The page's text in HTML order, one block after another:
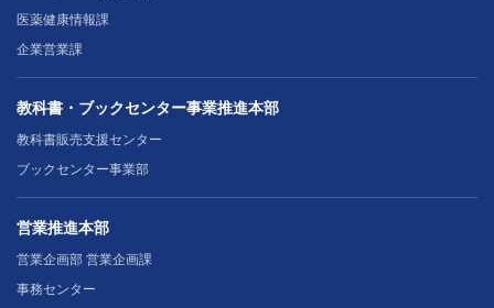
医薬健康情報課
企業営業課
教科書・ブックセンター事業推進本部
教科書販売支援センター
ブックセンター事業部
営業推進本部
営業企画部 営業企画課
事務センター